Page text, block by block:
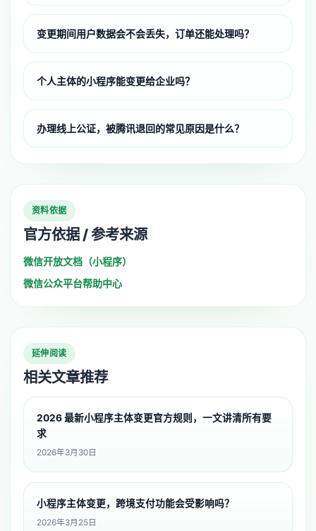
变更期间用户数据会不会丢失，订单还能处理吗？
个人主体的小程序能变更给企业吗？
办理线上公证，被腾讯退回的常见原因是什么？
资料依据
官方依据 / 参考来源
微信开放文档（小程序）
微信公众平台帮助中心
延伸阅读
相关文章推荐
2026 最新小程序主体变更官方规则，一文讲清所有要
求
2026年3月30日
小程序主体变更，跨境支付功能会受影响吗？
2026年3月25日